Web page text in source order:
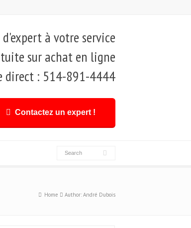
à votre service
sur achat en ligne
direct : 514-891-4444
Contactez un expert !
Home Author: André Dubois